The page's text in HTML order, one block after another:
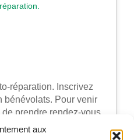
aux
réparation. Inscrivez
bénévolats. Pour venir
prendre rendez-vous
Atelier [...]